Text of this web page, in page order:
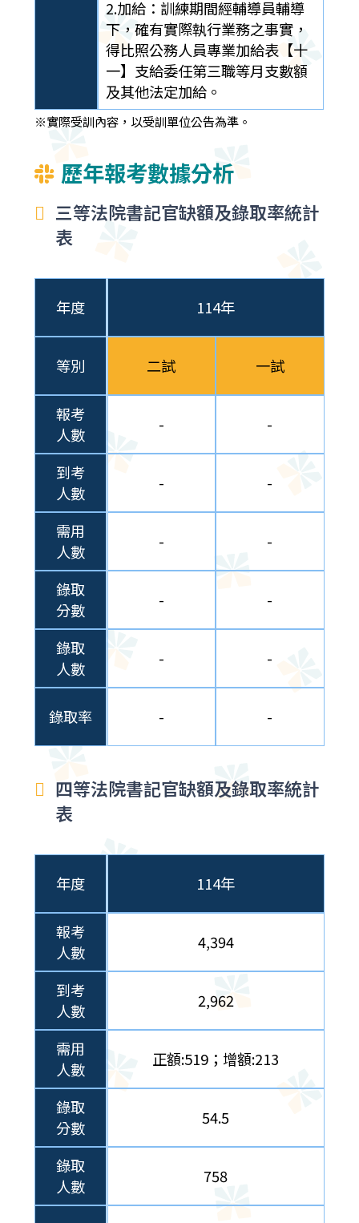
2.加給：訓練期間經輔導員輔導
下，確有實際執行業務之事實，
得比照公務人員專業加給表【十
一】支給委任第三職等月支數額
及其他法定加給。
※實際受訓內容，以受訓單位公告為準。
歷年報考數據分析
三等法院書記官缺額及錄取率統計
表
年度
等別
報考
人數
到考
人數
需用
人數
錄取
分數
錄取
人數
錄取率
114年
二試 一試
- -
- -
- -
- -
- -
- -
四等法院書記官缺額及錄取率統計
表
年度
報考
人數
到考
人數
需用
人數
錄取
分數
錄取
人數
114年
4,394
2,962
正額:519；增額:213
54.5
758